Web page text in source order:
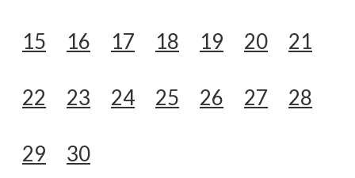
15
16 17 18 19 20
21
22
23 24 25 26 27
28
29
30